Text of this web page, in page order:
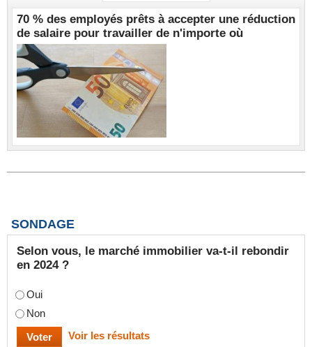
70 % des employés prêts à accepter une réduction
de salaire pour travailler de n'importe où
SONDAGE
Selon vous, le marché immobilier va-t-il rebondir
en 2024 ?
Oui
Non
Voir les résultats